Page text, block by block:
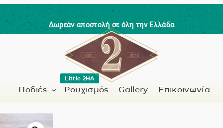
Δωρεάν αποστολή σε όλη την Ελλάδα
Ποδιές Ρουχισμός
Little 2HA
Gallery Επικοινωνία